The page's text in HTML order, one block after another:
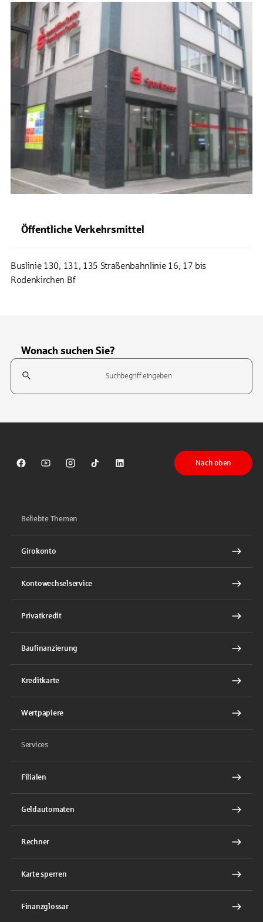
Öffentliche Verkehrsmittel
Buslinie 130, 131, 135 Straßenbahnlinie 16, 17 bis
Rodenkirchen Bf
Wonach suchen Sie?
Suchfeld
Sparkasse auf Facebook
Sparkasse auf Youtube
Sparkasse auf Instagram
Sparkasse auf TikTok
Sparkasse auf LinkedIn
Nach oben
Beliebte Themen
Girokonto
Kontowechselservice
Privatkredit
Baufinanzierung
Kreditkarte
Wertpapiere
Services
Filialen
Geldautomaten
Rechner
Karte sperren
Finanzglossar